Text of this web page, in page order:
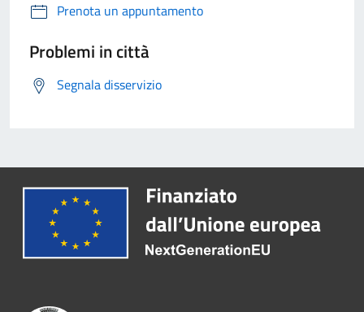
Prenota un appuntamento
Problemi in città
Segnala disservizio